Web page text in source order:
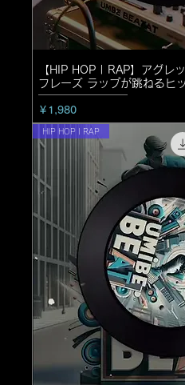
【HIP HOP | RAP】アグレ
フレーズ ラップが跳ねるヒ
価格
￥1,980
HIP HOP | RAP